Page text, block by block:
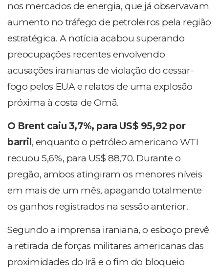
nos mercados de energia, que já observavam
aumento no tráfego de petroleiros pela região
estratégica. A notícia acabou superando
preocupações recentes envolvendo
acusações iranianas de violação do cessar-
fogo pelos EUA e relatos de uma explosão
próxima à costa de Omã.
O Brent caiu 3,7%, para US$ 95,92 por
barril , enquanto o petróleo americano WTI
recuou 5,6%, para US$ 88,70. Durante o
pregão, ambos atingiram os menores níveis
em mais de um mês, apagando totalmente
os ganhos registrados na sessão anterior.
Segundo a imprensa iraniana, o esboço prevê
a retirada de forças militares americanas das
proximidades do Irã e o fim do bloqueio